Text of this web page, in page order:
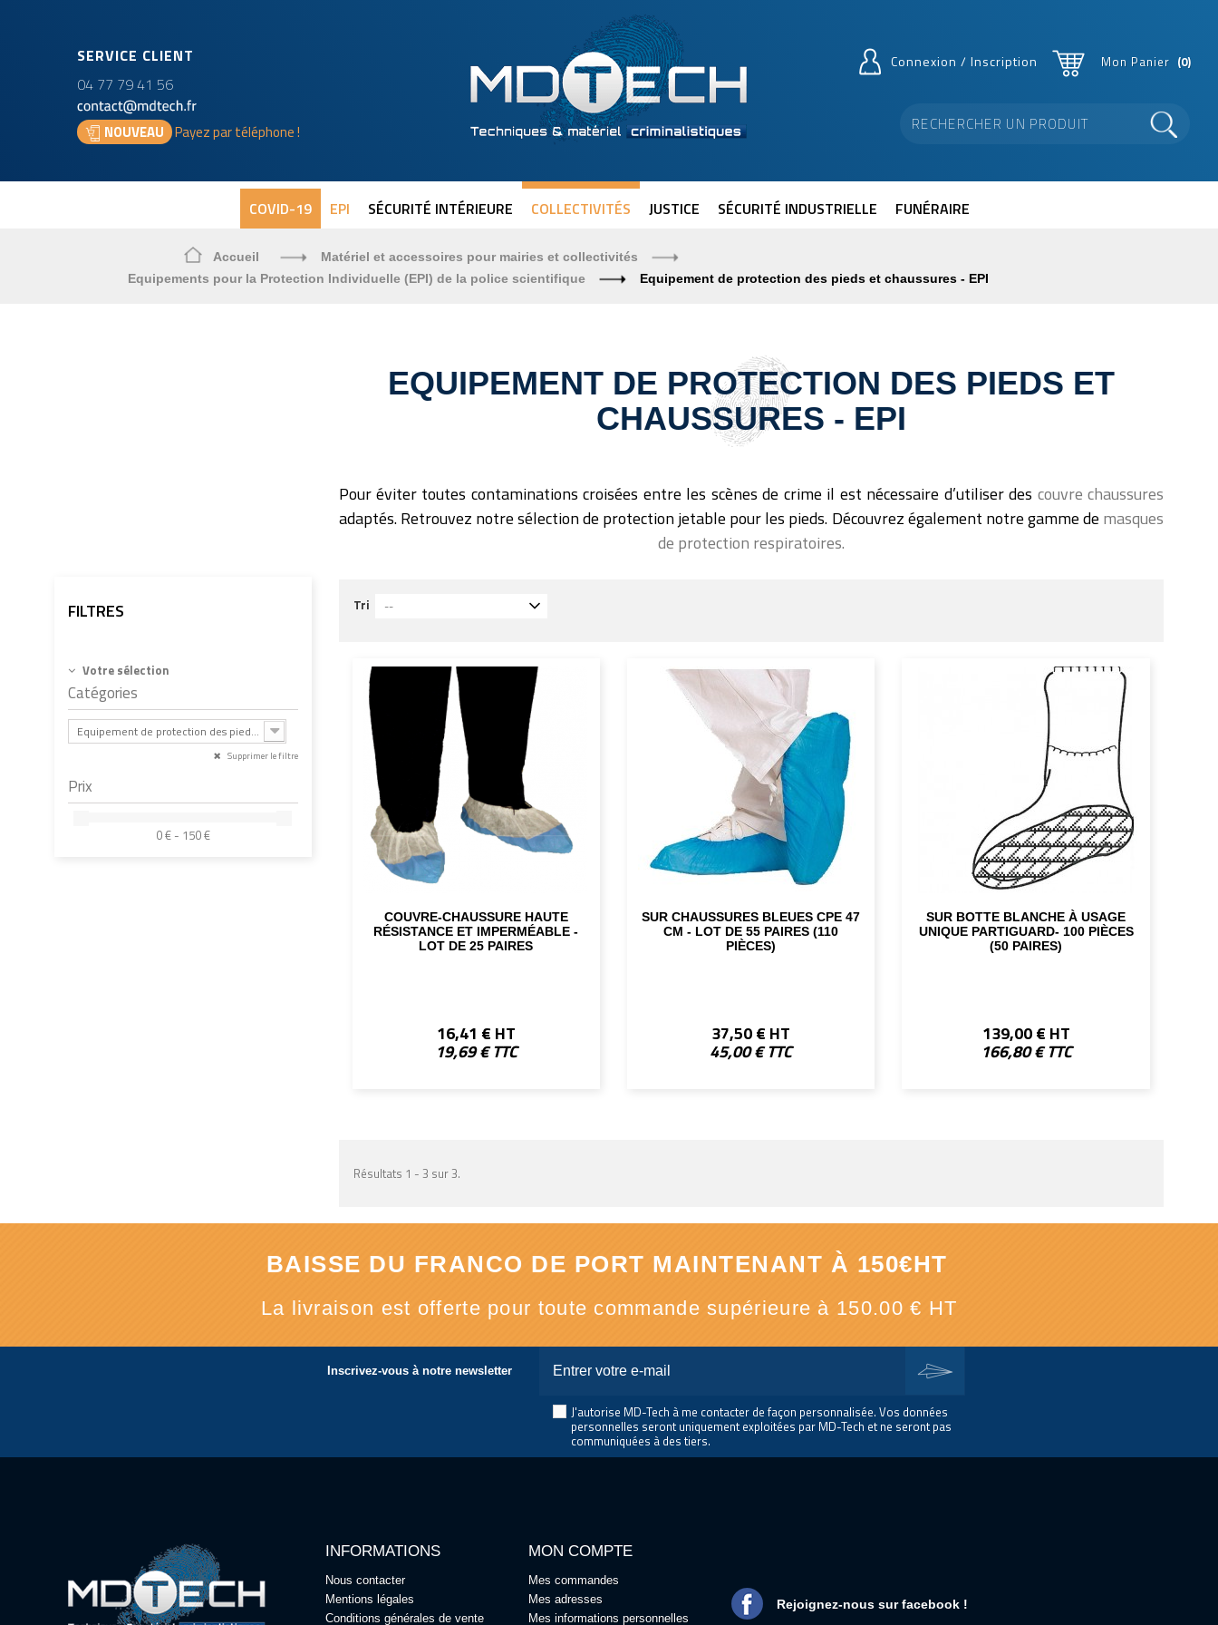
SERVICE CLIENT
04 77 79 41 56
NOUVEAU Payez par téléphone !
Connexion / Inscription Mon Panier 0
COVID-19 EPI SÉCURITÉ INTÉRIEURE COLLECTIVITÉS JUSTICE SÉCURITÉ INDUSTRIELLE FUNÉRAIRE
Accueil
Matériel et accessoires pour mairies et collectivités
Equipements pour la Protection Individuelle (EPI) de la police scientifique
Equipement de protection des pieds et chaussures - EPI
FILTRES
Votre sélection
Catégories
Equipement de protection des pieds et chaussures - EPI (3)
Supprimer le filtre
Prix
0 € - 150 €
EQUIPEMENT DE PROTECTION DES PIEDS ET
CHAUSSURES - EPI
Pour éviter toutes contaminations croisées entre les scènes de crime il est nécessaire d’utiliser des couvre chaussures
adaptés. Retrouvez notre sélection de protection jetable pour les pieds. Découvrez également notre gamme de masques
de protection respiratoires.
Tri --
COUVRE-CHAUSSURE HAUTE
RÉSISTANCE ET IMPERMÉABLE -
LOT DE 25 PAIRES
16,41 € HT
19,69 € TTC
SUR CHAUSSURES BLEUES CPE 47
CM - LOT DE 55 PAIRES (110
PIÈCES)
37,50 € HT
45,00 € TTC
SUR BOTTE BLANCHE À USAGE
UNIQUE PARTIGUARD- 100 PIÈCES
(50 PAIRES)
139,00 € HT
166,80 € TTC
Résultats 1 - 3 sur 3.
BAISSE DU FRANCO DE PORT MAINTENANT À 150€HT
La livraison est offerte pour toute commande supérieure à 150.00 € HT
Inscrivez-vous à notre newsletter
J'autorise MD-Tech à me contacter de façon personnalisée. Vos données
personnelles seront uniquement exploitées par MD-Tech et ne seront pas
communiquées à des tiers.
INFORMATIONS
Nous contacter
Mentions légales
Conditions générales de vente
MON COMPTE
Mes commandes
Mes adresses
Mes informations personnelles
Rejoignez-nous sur facebook !